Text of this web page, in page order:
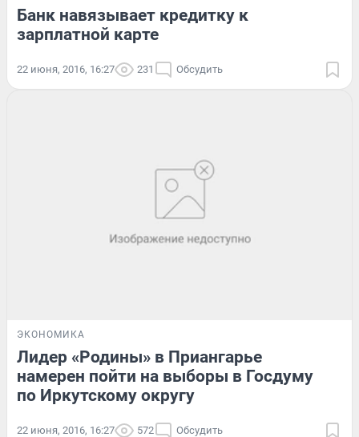
Банк навязывает кредитку к
зарплатной карте
22 июня, 2016, 16:27 231 Обсудить
ЭКОНОМИКА
Лидер «Родины» в Приангарье
намерен пойти на выборы в Госдуму
по Иркутскому округу
22 июня, 2016, 16:27 572 Обсудить